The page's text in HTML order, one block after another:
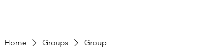
Home Groups Group